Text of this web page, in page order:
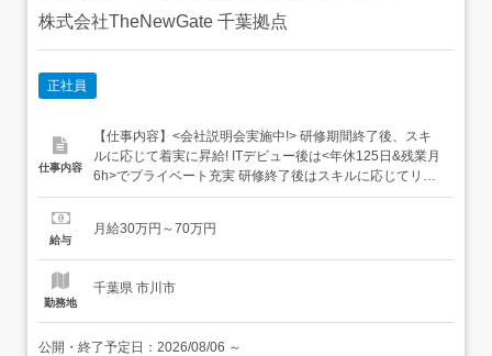
株式会社TheNewGate 千葉拠点
正社員
仕事内容
【仕事内容】<会社説明会実施中!> 研修期間終了後、スキ
ルに応じて着実に昇給! ITデビュー後は<年休125日&残業月
6h>でプライベート充実 研修終了後はスキルに応じてリモ
ートOK!服装・髪型・ネイルも自由 日本にいながら、あな
の利益を日本メンバーへ還元 年休125日&残業月平均6h。
給与
月給30万円～70万円
勤務地
千葉県 市川市
公開・終了予定日： 2026/08/06 ～